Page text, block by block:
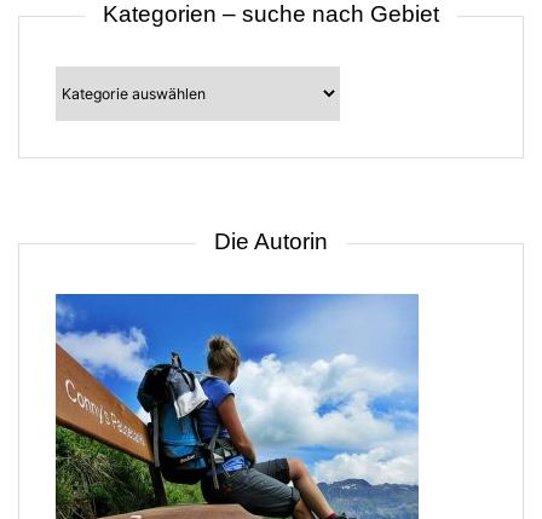
Kategorien – suche nach Gebiet
Kategorien
–
suche
nach
Die Autorin